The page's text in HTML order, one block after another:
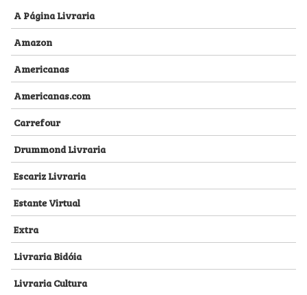
A Página Livraria
Amazon
Americanas
Americanas.com
Carrefour
Drummond Livraria
Escariz Livraria
Estante Virtual
Extra
Livraria Bidóia
Livraria Cultura